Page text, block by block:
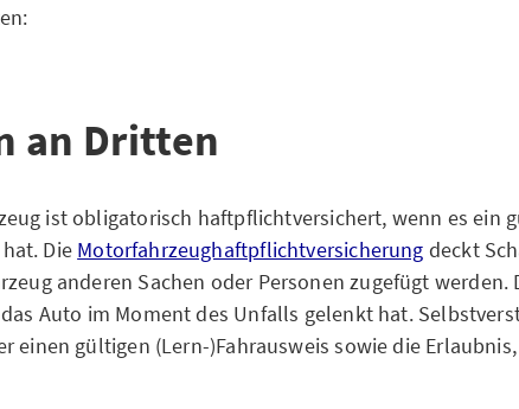
an Dritten
ist obligatorisch haftpflichtversichert, wenn es ein
Die Motorfahrzeughaftpflichtversicherung deckt
anderen Sachen oder Personen zugefügt werden.
Auto im Moment des Unfalls gelenkt hat.
einen gültigen (Lern-)Fahrausweis sowie die